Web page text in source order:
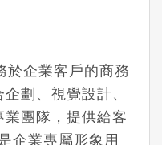
於企業客戶的商務
劃、視覺設計、
業團隊， 提供給客
企業專屬形象用